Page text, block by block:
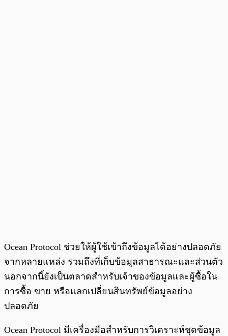
Ocean Protocol ช่วยให้ผู้ใช้เข้าถึงข้อมูลได้อย่างปลอดภัย
จากหลายแหล่ง รวมถึงที่เก็บข้อมูลสาธารณะและส่วนตัว
นอกจากนี้ยังเป็นตลาดสำหรับเจ้าของข้อมูลและผู้ซื้อใน
การซื้อ ขาย หรือแลกเปลี่ยนสินทรัพย์ข้อมูลอย่าง
ปลอดภัย
Ocean Protocol มีเครื่องมือสำหรับการวิเคราะห์ชุดข้อมูล